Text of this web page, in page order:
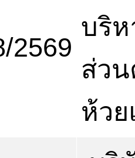
2569
บริห
ส่ว
ห้วย